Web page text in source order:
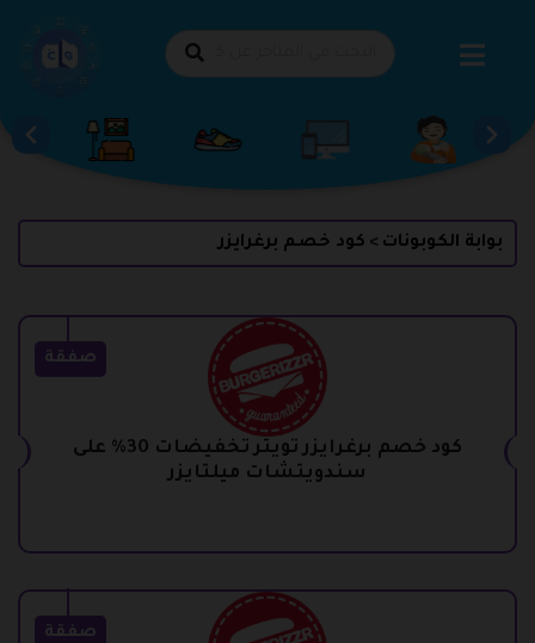
بوابة الكوبونات > كود خصم برغرايزر
صفقة
كود خصم برغرايزر تويتر تخفيضات 30% على
سندويتشات ميلتايزر
صفقة